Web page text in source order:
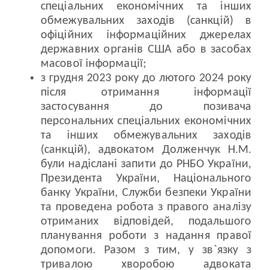
спеціальних економічних та інших
обмежувальних заходів (санкцій) в
офіційних інформаційних джерелах
державних органів США або в засобах
масової інформації;
з грудня 2023 року до лютого 2024 року
після отримання інформації
застосування до позивача
персональних спеціальних економічних
та інших обмежувальних заходів
(санкцій), адвокатом Долженчук Н.М.
були надіслані запити до РНБО України,
Президента України, Національного
банку України, Служби безпеки України
та проведена робота з правого аналізу
отриманих відповідей, подальшого
планування роботи з надання правої
допомоги. Разом з тим, у зв`язку з
тривалою хворобою адвоката